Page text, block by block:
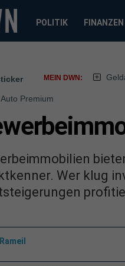
POLITIK FINANZEN
MEIN DWN:
Auto Premium
Wer klug